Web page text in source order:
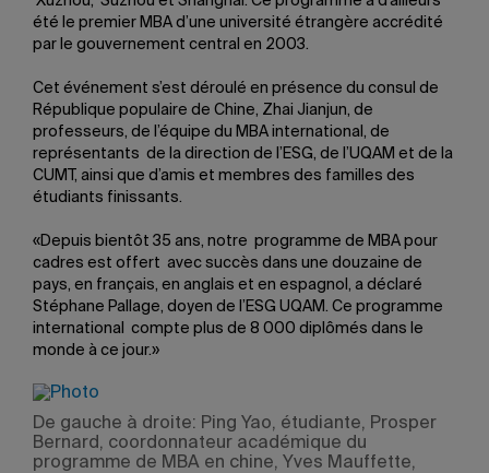
été le premier MBA d’une université étrangère accrédité
par le gouvernement central en 2003.
Cet événement s’est déroulé en présence du consul de
République populaire de Chine, Zhai Jianjun, de
professeurs, de l’équipe du MBA international, de
représentants de la direction de l’ESG, de l’UQAM et de la
CUMT, ainsi que d’amis et membres des familles des
étudiants finissants.
«Depuis bientôt 35 ans, notre programme de MBA pour
cadres est offert avec succès dans une douzaine de
pays, en français, en anglais et en espagnol, a déclaré
Stéphane Pallage, doyen de l’ESG UQAM. Ce programme
international compte plus de 8 000 diplômés dans le
monde à ce jour.»
De gauche à droite: Ping Yao, étudiante, Prosper
Bernard, coordonnateur académique du
programme de MBA en chine, Yves Mauffette,